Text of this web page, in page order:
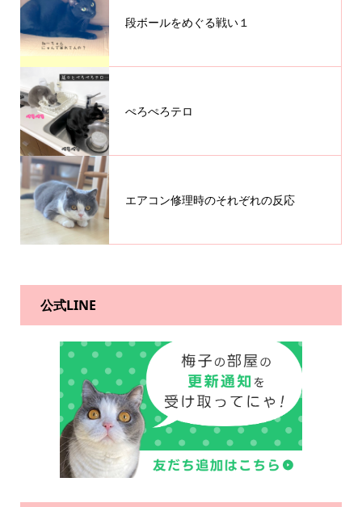
段ボールをめぐる戦い１
ぺろぺろテロ
エアコン修理時のそれぞれの反応
公式LINE